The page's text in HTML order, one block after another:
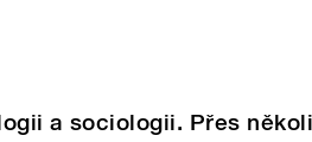
a sociologii. Přes